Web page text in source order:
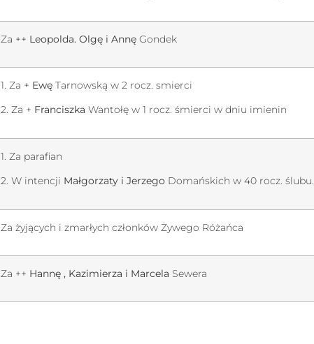
Za ++ Leopolda. Olgę i Annę Gondek
1. Za + Ewę Tarnowską w 2 rocz. smierci
2. Za + Franciszka Wantołę w 1 rocz. śmierci w dniu imienin
1. Za parafian
2. W intencji Małgorzaty i Jerzego Domańskich w 40 rocz. ślubu.
Za żyjących i zmarłych członków Żywego Różańca
Za ++ Hannę , Kazimierza i Marcela Sewera